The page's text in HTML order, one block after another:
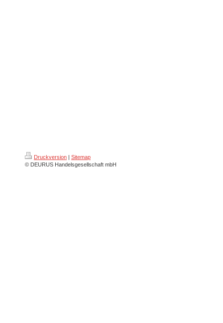
Druckversion | Sitemap
© DEURUS Handelsgesellschaft mbH